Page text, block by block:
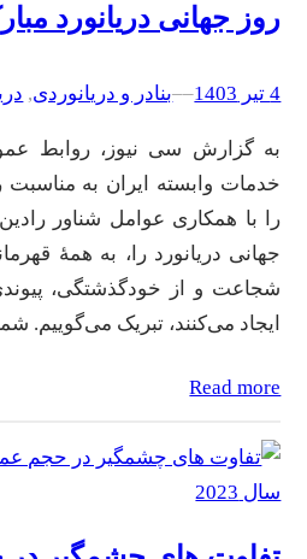
روز جهانی دریانورد
4 تیر 1403 –
–بنادر و دریانوردی,
به گزارش سی نیوز، روابط
خدمات وابسته ایران به مناسبت
را با همکاری عوامل شناور
جهانی دریانورد را، به همهٔ
شجاعت و از خودگذشتگی،
ایجاد می‌کنند، تبریک می‌گوییم.
Read more